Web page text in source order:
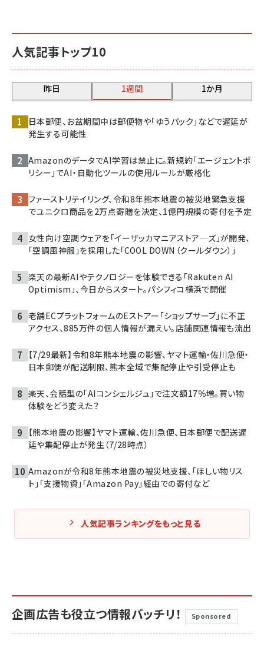
人気記事トップ10
昨日 1週間 1か月
日本郵便、お盆期間中は郵便物や「ゆうパック」などで遅延が
発生する可能性
AmazonのデータでAI学習は禁止に。新規約「エージェントポ
リシー」でAI・自動化ツールの使用ルールが厳格化
ファーストリテイリング、令和8年熊本地震の被災地緊急支援
でユニクロ商品を2万点寄贈を決定、1億円規模の寄付を予定
女性向け空調ウェアを「イーザッカマニアストア―ズ」が開発、
「空調風神服」を採用した「COOL DOWN（クールダウン）」
楽天の最新AIやテクノロジーを体験できる「Rakuten AI
Optimism」、今日からスタート。パシフィコ横浜で開催
老舗ECプラットフォームのEストアー「ショップサーブ」に不正
アクセス、885万件の個人情報が漏えい。店舗関連情報も流出
【7/29最新】令和8年熊本地震の影響、ヤマト運輸・佐川急便・
日本郵便が配送制限、熊本全域で集配停止や引受停止も
楽天、会話型の「AIコンシェルジュ」で注文額17％増。買い物
体験をどう変えた？
【熊本地震の影響】ヤマト運輸、佐川急便、日本郵便で配送遅
延や集配停止が発生（7/28時点）
Amazonが令和8年熊本地震の被災地支援、「ほしい物リス
ト」「支援物資」「Amazon Pay」経由での寄付など
人気記事ランキングをもっと見る
企画広告も役立つ情報バッチリ！ Sponsored